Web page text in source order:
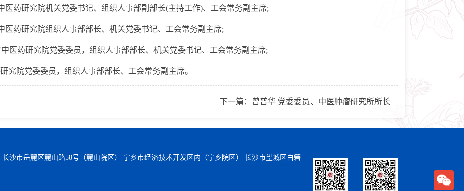
药研究院机关党委书记、组织人事部副部长(主持工作)、工会常务副主席;
药研究院组织人事部部长、机关党委书记、工会常务副主席;
药研究院党委委员，组织人事部部长、机关党委书记、工会常务副主席;
院党委委员，组织人事部部长、工会常务副主席。
下一篇： 曾普华 党委委员、中医肿瘤研究所所长
沙市岳麓区麓山路58号（麓山院区） 宁乡市经济技术开发区内（宁乡院区） 长沙市望城区白箬